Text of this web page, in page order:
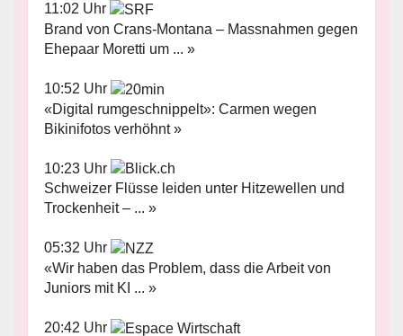
11:02 Uhr
Brand von Crans-Montana – Massnahmen gegen
Ehepaar Moretti um ... »
10:52 Uhr
«Digital rumgeschnippelt»: Carmen wegen
Bikinifotos verhöhnt »
10:23 Uhr
Schweizer Flüsse leiden unter Hitzewellen und
Trockenheit – ... »
05:32 Uhr
«Wir haben das Problem, dass die Arbeit von
Juniors mit KI ... »
20:42 Uhr